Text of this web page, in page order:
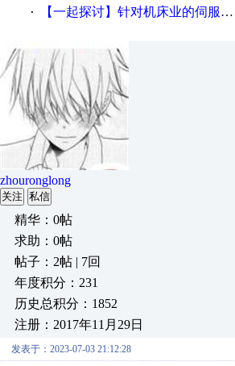
· 【一起探讨】针对机床业的伺服系统发展，您的期望是什么？
zhouronglong
关注 私信
精华：0帖
求助：0帖
帖子：2帖 | 7回
年度积分：231
历史总积分：1852
注册：2017年11月29日
发表于：2023-07-03 21:12:28